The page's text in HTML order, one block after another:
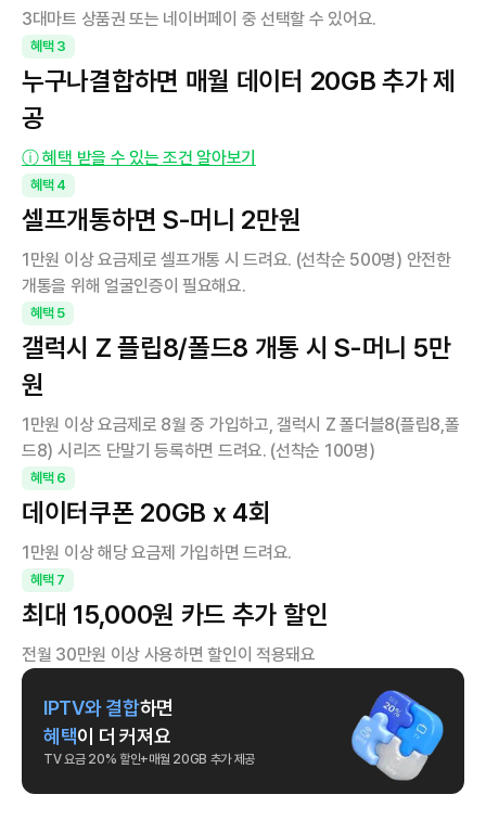
3대마트 상품권 또는 네이버페이 중 선택할 수 있어요.
혜택 3
누구나결합하면 매월 데이터 20GB 추가 제
공
ⓘ 혜택 받을 수 있는 조건 알아보기
혜택 4
셀프개통하면 S-머니 2만원
1만원 이상 요금제로 셀프개통 시 드려요. (선착순 500명) 안전한
개통을 위해 얼굴인증이 필요해요.
혜택 5
갤럭시 Z 플립8/폴드8 개통 시 S-머니 5만
원
1만원 이상 요금제로 8월 중 가입하고, 갤럭시 Z 폴더블8(플립8,폴
드8) 시리즈 단말기 등록하면 드려요. (선착순 100명)
혜택 6
데이터쿠폰 20GB x 4회
1만원 이상 해당 요금제 가입하면 드려요.
혜택 7
최대 15,000원 카드 추가 할인
전월 30만원 이상 사용하면 할인이 적용돼요
IPTV와 결합하면
혜택이 더 커져요
TV 요금 20% 할인+매월 20GB 추가 제공